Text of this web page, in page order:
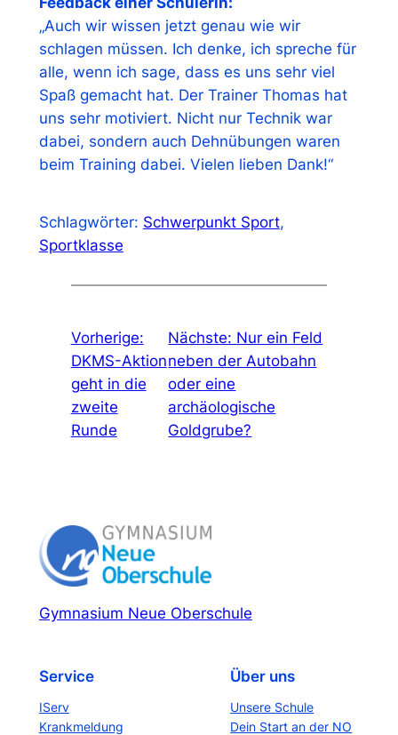
„Auch wir wissen jetzt genau wie wir
schlagen müssen. Ich denke, ich spreche für
alle, wenn ich sage, dass es uns sehr viel
Spaß gemacht hat. Der Trainer Thomas hat
uns sehr motiviert. Nicht nur Technik war
dabei, sondern auch Dehnübungen waren
beim Training dabei. Vielen lieben Dank!“
Schlagwörter: Schwerpunkt Sport
Sportklasse
Vorherige:
DKMS-Aktion
geht in die
zweite
Runde
Nächste: Nur ein Feld
neben der Autobahn
oder eine
archäologische
Goldgrube?
Gymnasium Neue Oberschule
Service
IServ
Krankmeldung
Über uns
Unsere Schule
Dein Start an der NO